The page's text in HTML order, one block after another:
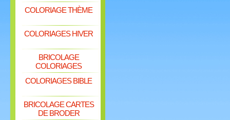
COLORIAGE THÈME
COLORIAGES HIVER
BRICOLAGE
COLORIAGES
COLORIAGES BIBLE
BRICOLAGE CARTES
DE BRODER